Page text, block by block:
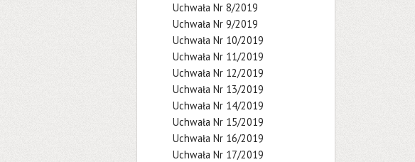
Uchwała Nr 8/2019
Uchwała Nr 9/2019
Uchwała Nr 10/2019
Uchwała Nr 11/2019
Uchwała Nr 12/2019
Uchwała Nr 13/2019
Uchwała Nr 14/2019
Uchwała Nr 15/2019
Uchwała Nr 16/2019
Uchwała Nr 17/2019